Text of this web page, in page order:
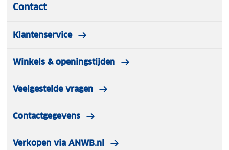
Contact
Klantenservice
Winkels & openingstijden
Veelgestelde vragen
Contactgegevens
Verkopen via ANWB.nl